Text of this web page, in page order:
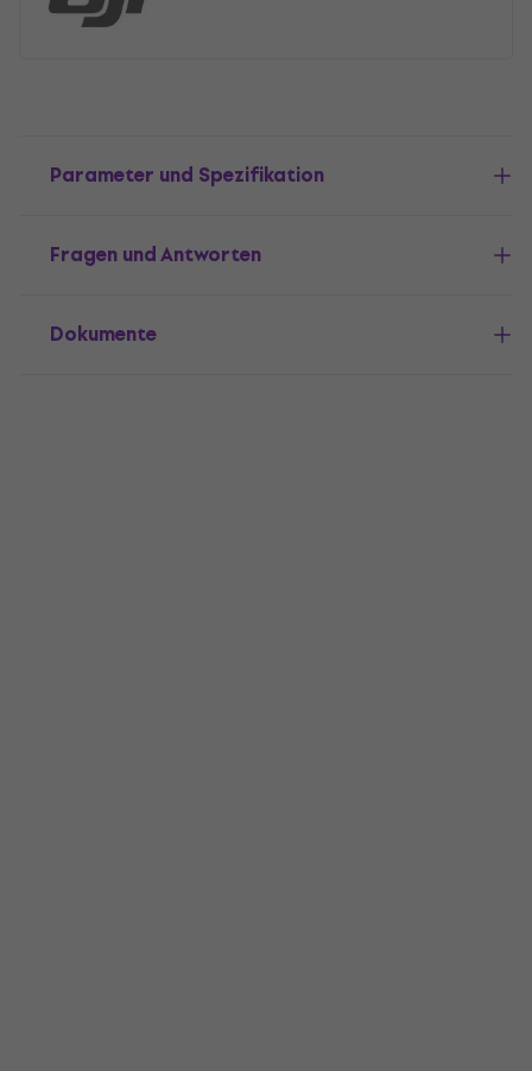
Parameter und Spezifikation
Fragen und Antworten
Dokumente